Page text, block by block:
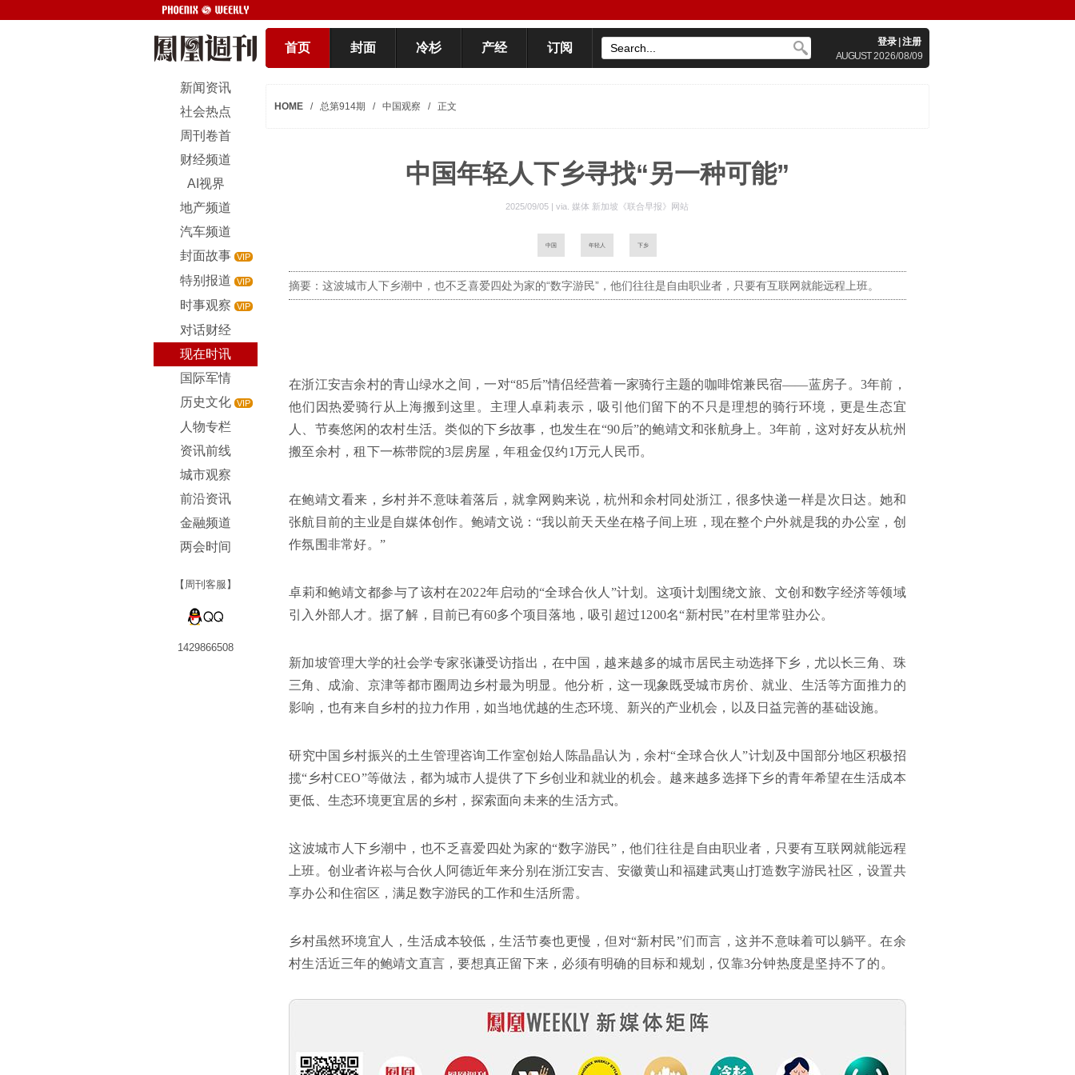
首页 封面 冷杉 产经 订阅 登录 注册
AUGUST2026/08/09
新闻资讯
社会热点
周刊卷首
财经频道
AI视界
地产频道
汽车频道
封面故事 VIP
特别报道 VIP
时事观察 VIP
对话财经
现在时讯
国际军情
历史文化 VIP
人物专栏
资讯前线
城市观察
前沿资讯
金融频道
两会时间
【周刊客服】
1429866508
HOME / 总第914期 / 中国观察 / 正文
中国年轻人下乡寻找“另一种可能”
2025/09/05 | via. 媒体 新加坡《联合早报》网站
中国 年轻人 下乡
摘要：这波城市人下乡潮中，也不乏喜爱四处为家的“数字游民”，他们往往是自由职业者，只要有互联网就能远程上班。
在浙江安吉余村的青山绿水之间，一对“85后”情侣经营着一家骑行主题的咖啡馆兼民宿——蓝房子。3年前，
他们因热爱骑行从上海搬到这里。主理人卓莉表示，吸引他们留下的不只是理想的骑行环境，更是生态宜
人、节奏悠闲的农村生活。类似的下乡故事，也发生在“90后”的鲍靖文和张航身上。3年前，这对好友从杭州
搬至余村，租下一栋带院的3层房屋，年租金仅约1万元人民币。
在鲍靖文看来，乡村并不意味着落后，就拿网购来说，杭州和余村同处浙江，很多快递一样是次日达。她和
张航目前的主业是自媒体创作。鲍靖文说：“我以前天天坐在格子间上班，现在整个户外就是我的办公室，创
作氛围非常好。”
卓莉和鲍靖文都参与了该村在2022年启动的“全球合伙人”计划。这项计划围绕文旅、文创和数字经济等领域
引入外部人才。据了解，目前已有60多个项目落地，吸引超过1200名“新村民”在村里常驻办公。
新加坡管理大学的社会学专家张谦受访指出，在中国，越来越多的城市居民主动选择下乡，尤以长三角、珠
三角、成渝、京津等都市圈周边乡村最为明显。他分析，这一现象既受城市房价、就业、生活等方面推力的
影响，也有来自乡村的拉力作用，如当地优越的生态环境、新兴的产业机会，以及日益完善的基础设施。
研究中国乡村振兴的土生管理咨询工作室创始人陈晶晶认为，余村“全球合伙人”计划及中国部分地区积极招
揽“乡村CEO”等做法，都为城市人提供了下乡创业和就业的机会。越来越多选择下乡的青年希望在生活成本
更低、生态环境更宜居的乡村，探索面向未来的生活方式。
这波城市人下乡潮中，也不乏喜爱四处为家的“数字游民”，他们往往是自由职业者，只要有互联网就能远程
上班。创业者许崧与合伙人阿德近年来分别在浙江安吉、安徽黄山和福建武夷山打造数字游民社区，设置共
享办公和住宿区，满足数字游民的工作和生活所需。
乡村虽然环境宜人，生活成本较低，生活节奏也更慢，但对“新村民”们而言，这并不意味着可以躺平。在余
村生活近三年的鲍靖文直言，要想真正留下来，必须有明确的目标和规划，仅靠3分钟热度是坚持不了的。